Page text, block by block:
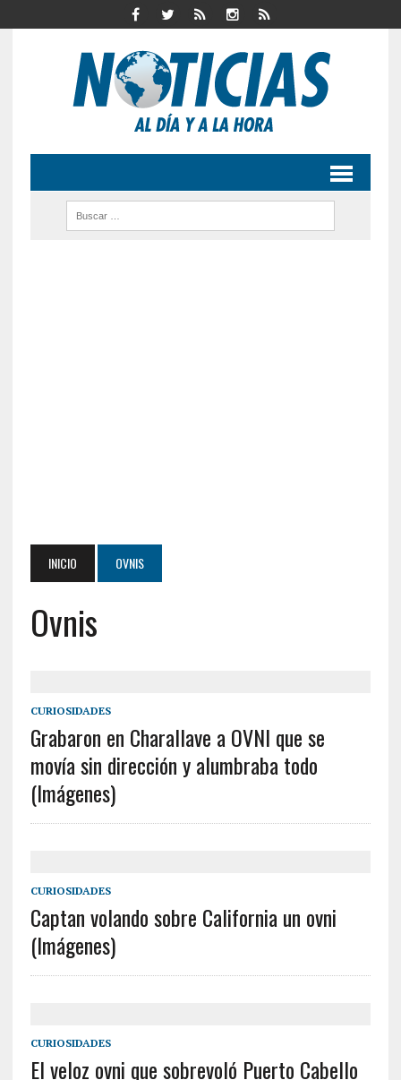
INICIO OVNIS
Ovnis
CURIOSIDADES
Grabaron en Charallave a OVNI que se
movía sin dirección y alumbraba todo
(Imágenes)
CURIOSIDADES
Captan volando sobre California un ovni
(Imágenes)
CURIOSIDADES
El veloz ovni que sobrevoló Puerto Cabello